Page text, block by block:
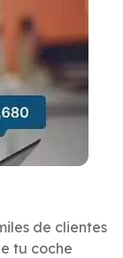
de clientes
tu coche